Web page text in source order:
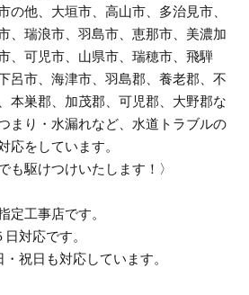
の他、大垣市、高山市、多治見市、
、瑞浪市、羽島市、恵那市、美濃加
、可児市、山県市、瑞穂市、飛騨
呂市、海津市、羽島郡、養老郡、不
本巣郡、加茂郡、可児郡、大野郡な
まり・水漏れなど、水道トラブルの
応をしています。
も駆けつけいたします！〉
定工事店です。
対応です。
祝日も対応しています。